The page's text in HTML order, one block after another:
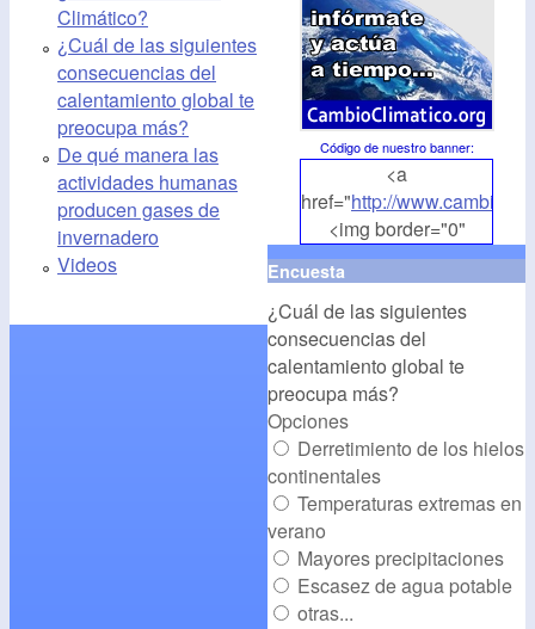
Climático?
¿Cuál de las siguientes
consecuencias del
calentamiento global te
preocupa más?
De qué manera las
actividades humanas
producen gases de
invernadero
Videos
Código de nuestro banner:
<a
href="http://
<img border="0"
align="middle"
src="http://
alt="CambioClimatico.org"
/></a>
Encuesta
¿Cuál de las siguientes
consecuencias del
calentamiento global te
preocupa más?
Opciones
Derretimiento de los hielos
continentales
Temperaturas extremas en
verano
Mayores precipitaciones
Escasez de agua potable
otras...